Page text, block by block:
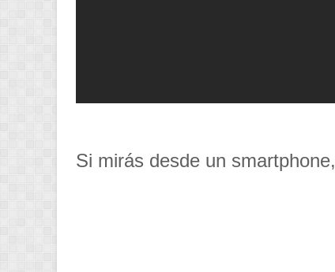
Si mirás desde un smartphone,